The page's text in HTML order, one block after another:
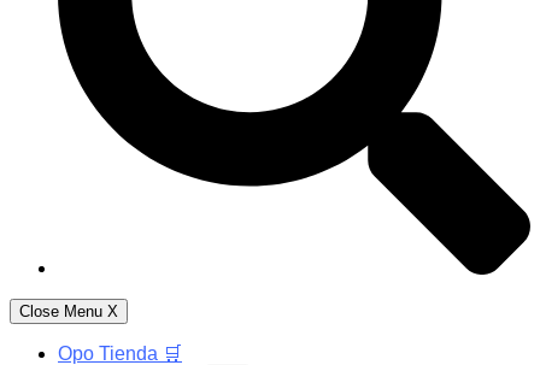
Close Menu X
Opo Tienda 🛒